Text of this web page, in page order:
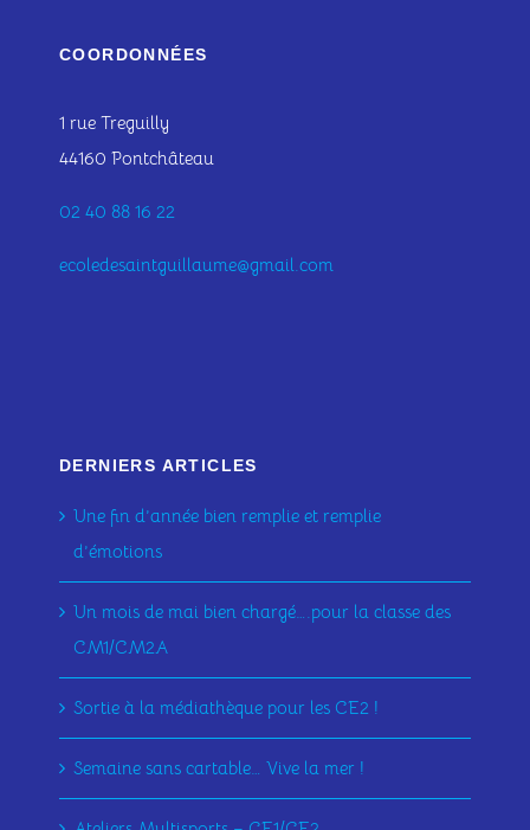
COORDONNÉES
1 rue Treguilly
44160 Pontchâteau
02 40 88 16 22
ecoledesaintguillaume@gmail.com
DERNIERS ARTICLES
Une fin d’année bien remplie et remplie
d’émotions
Un mois de mai bien chargé….pour la classe des
CM1/CM2A
Sortie à la médiathèque pour les CE2 !
Semaine sans cartable… Vive la mer !